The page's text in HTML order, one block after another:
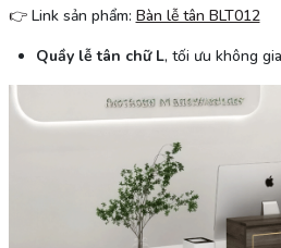
👉Link sản phẩm: Bàn lễ tân BLT012
Quầy lễ tân chữ L, tối ưu không